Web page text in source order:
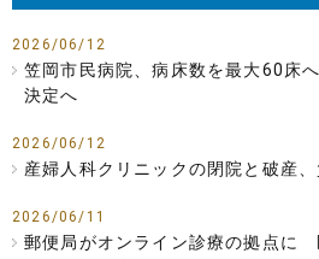
2026/06/12
笠岡市民病院、病床数を最大60床
決定へ
2026/06/12
産婦人科クリニックの閉院と破産
2026/06/11
郵便局がオンライン診療の拠点に